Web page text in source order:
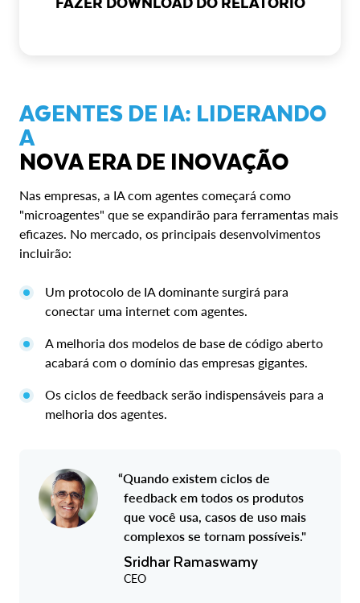
AGENTES DE IA: LIDERANDO
A
NOVA ERA DE INOVAÇÃO
Nas empresas, a IA com agentes começará como
"microagentes" que se expandirão para ferramentas mais
eficazes. No mercado, os principais desenvolvimentos
incluirão:
Um protocolo de IA dominante surgirá para
conectar uma internet com agentes.
A melhoria dos modelos de base de código aberto
acabará com o domínio das empresas gigantes.
Os ciclos de feedback serão indispensáveis para a
melhoria dos agentes.
“Quando existem ciclos de
feedback em todos os produtos
que você usa, casos de uso mais
complexos se tornam possíveis."
Sridhar Ramaswamy
CEO